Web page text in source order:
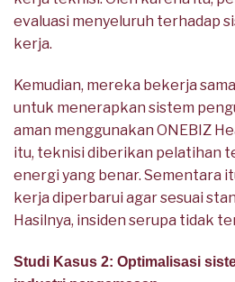
evaluasi menyeluruh terhadap
kerja.
Kemudian, mereka bekerja
untuk menerapkan sistem
aman menggunakan ONEBIZ
itu, teknisi diberikan pelatihan
energi yang benar. Sementara
kerja diperbarui agar sesuai
Hasilnya, insiden serupa tidak
Studi Kasus 2: Optimalisasi